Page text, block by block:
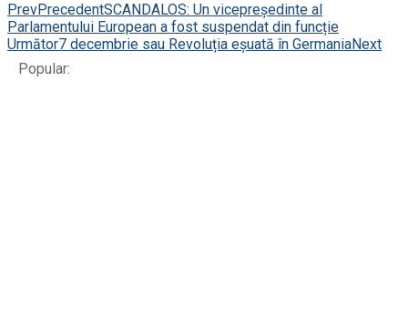
PrevPrecedentSCANDALOS: Un vicepreședinte al
Parlamentului European a fost suspendat din funcție
Următor7 decembrie sau Revoluția eșuată în GermaniaNext
Popular: